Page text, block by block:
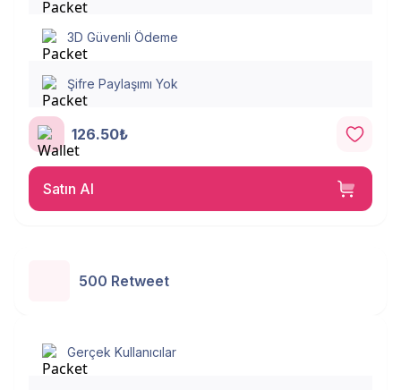
3D Güvenli Ödeme
Şifre Paylaşımı Yok
126.50₺
Satın Al
500 Retweet
Gerçek Kullanıcılar